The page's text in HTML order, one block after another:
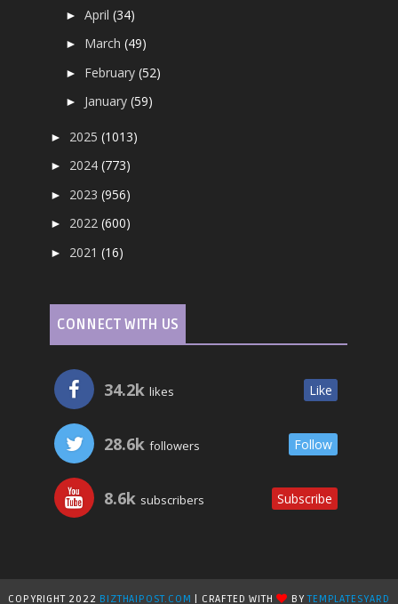
►April(34)
► March(49)
► February(52)
► January(59)
► 2025(1013)
► 2024(773)
► 2023(956)
► 2022(600)
► 2021(16)
CONNECT WITH US
34.2k likes Like
28.6k followers Follow
8.6k subscribers Subscribe
COPYRIGHT 2022 BIZTHAIPOST.COM | CRAFTED WITH BYTEMPLATESYARD